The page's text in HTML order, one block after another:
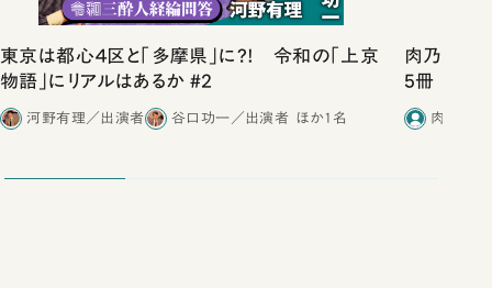
東京は都心４区と「多摩県」に?! 令和の「上京
物語」にリアルはあるか #2
河野有理／出演者 谷口功一／出演者 ほか1名
肉乃小路
5冊
肉乃小路